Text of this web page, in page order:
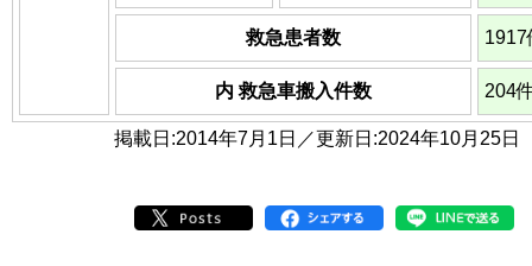
救急患者数 1917
内 救急車搬入件数 204
掲載日:2014年7月1日／更新日:2024年10月25日